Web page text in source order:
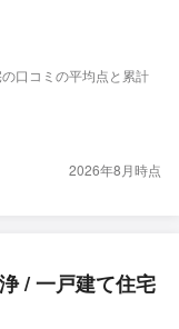
口コミの平均点と累計
2026年8月時点
/ 一戸建て住宅